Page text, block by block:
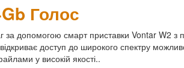
Голос
за допомогою смарт приставки Vontar W2
доступ до широкого спектру
у високій якості..